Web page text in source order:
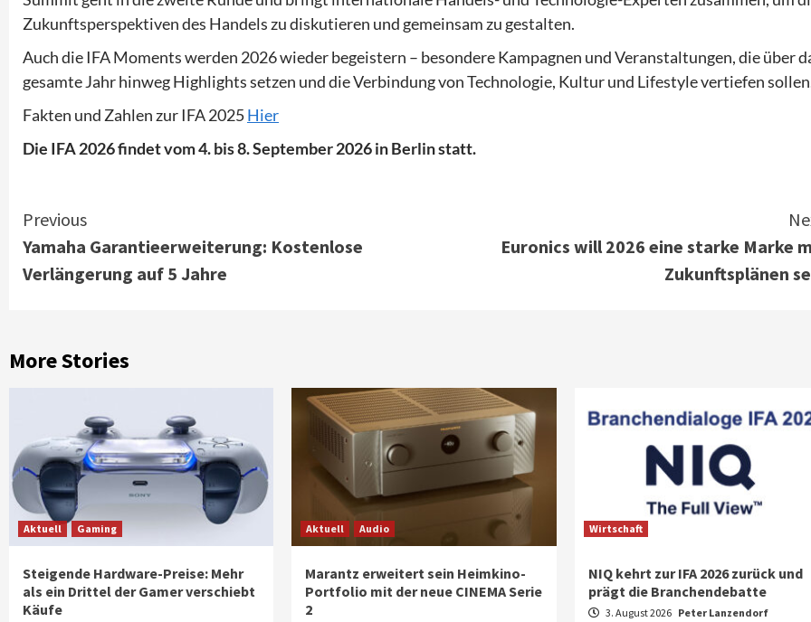
Zukunftsperspektiven des Handels zu diskutieren und gemeinsam zu gestalten.
Auch die IFA Moments werden 2026 wieder begeistern – besondere Kampagnen und Veranstaltungen, die über
gesamte Jahr hinweg Highlights setzen und die Verbindung von Technologie, Kultur und Lifestyle vertiefen
Fakten und Zahlen zur IFA 2025Hier
Die IFA 2026 findet vom 4. bis 8. September 2026 in Berlin statt.
Continue
Reading
Previous
Yamaha Garantieerweiterung: Kostenlose
Verlängerung auf 5 Jahre
Euronics will 2026 eine starke Marke
Zukunftsplänen
More Stories
Aktuell Gaming
Steigende Hardware-Preise: Mehr
als ein Drittel der Gamer verschiebt
Käufe
Aktuell Audio
Marantz erweitert sein Heimkino-
Portfolio mit der neue CINEMA Serie
2
Wirtschaft
NIQ kehrt zur IFA 2026 zurück und
prägt die Branchendebatte
3. August 2026 Peter Lanzendorf